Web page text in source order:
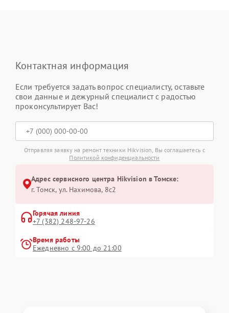
Контактная информация
Если требуется задать вопрос специалисту, оставьте
свои данные и дежурный специалист с радостью
проконсультирует Вас!
Отправляя заявку на ремонт техники Hikvision, Вы соглашаетесь с
Политикой конфиденциальности
Адрес сервисного центра Hikvision в Томске:
г. Томск, ул. Нахимова, 8с2
Горячая линия
+7 (382) 248-97-26
Время работы
Ежедневно с 9:00 до 21:00